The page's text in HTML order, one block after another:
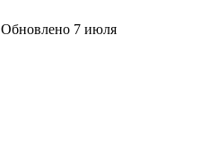
Обновлено 7 июля